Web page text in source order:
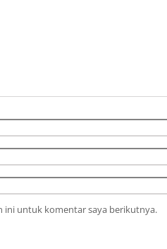
ini untuk komentar saya berikutnya.